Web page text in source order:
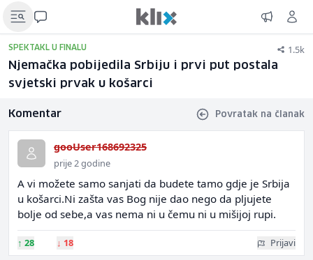
SPEKTAKL U FINALU 1.5k
Njemačka pobijedila Srbiju i prvi put postala
svjetski prvak u košarci
Komentar Povratak na članak
gooUser168692325
prije 2 godine
A vi možete samo sanjati da budete tamo gdje je Srbija
u košarci.Ni zašta vas Bog nije dao nego da pljujete
bolje od sebe,a vas nema ni u čemu ni u mišijoj rupi.
↑ 28 ↓ 18 Prijavi